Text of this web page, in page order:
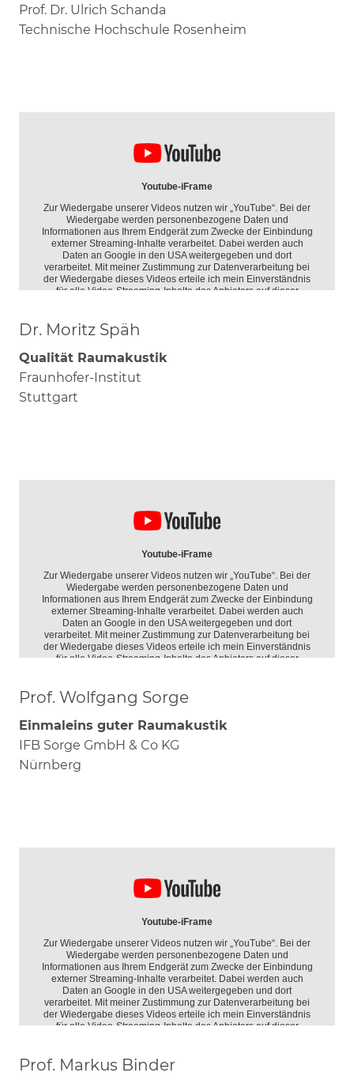
Prof. Dr. Ulrich Schanda
Technische Hochschule Rosenheim
Dr. Moritz Späh
Qualität Raumakustik
Fraunhofer-Institut
Stuttgart
Prof. Wolfgang Sorge
Einmaleins guter Raumakustik
IFB Sorge GmbH & Co KG
Nürnberg
Prof. Markus Binder